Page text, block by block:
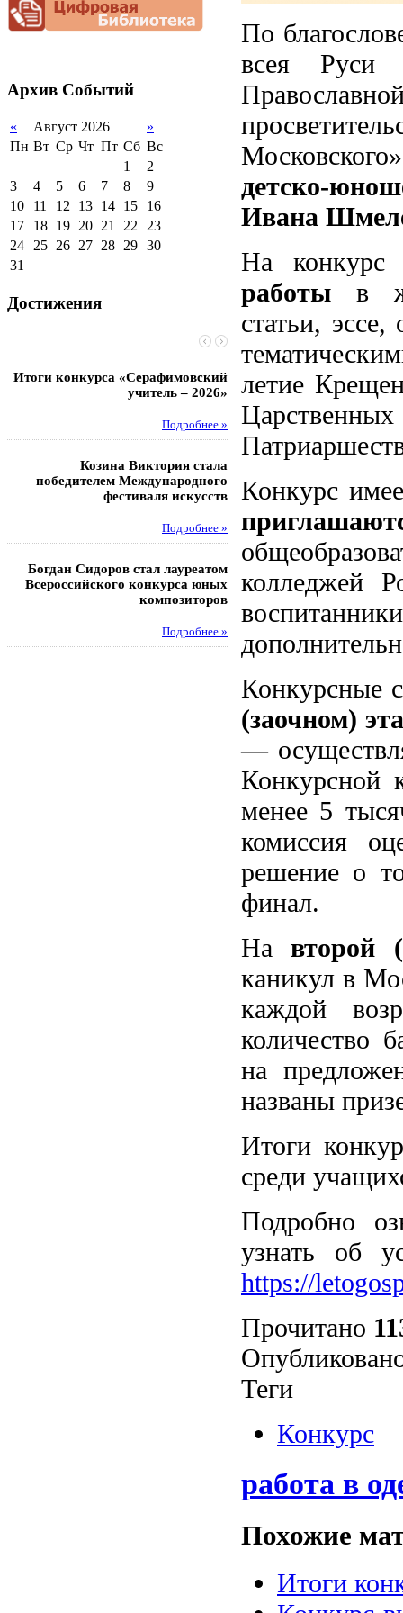
ООП СОО
школа»
приёма (перевода)
обучающихся
Международное
Организация питания в
образовательной
организации
2012-2013 уч.год
документационной
нагрузки
Архив Событий
« Август 2026
»
Пн Вт Ср Чт Пт Сб Вс
1
2
3
4 5 6 7 8
9
10
11 12 13 14 15
16
17
18 19 20 21 22 23
24 25 26 27 28 29 30
31
Достижения
Итоги конкурса «Серафимовский
учитель – 2026»
Подробнее »
Козина Виктория стала
победителем Международного
фестиваля искусств
Подробнее »
Богдан Сидоров стал лауреатом
Всероссийского конкурса юных
композиторов
Подробнее »
Чебаненко Глеб стал
областных
Педагоги
победителями
этапа XXI
конкурса «За
подвиг
По
всея Руси
детско-
Ивана
На
работы в
статьи,
летие
Конкурс
колледжей
Конкурсные
(заочном)
—
Конкурсной
менее 5
комиссия
решение о
финал.
Навторой
каникул в
каждой
количество
на
названы
Итоги
среди
Подробно
узнать об
https://
Прочитано
Теги
Конкурс
работа в
Похожие
Итоги